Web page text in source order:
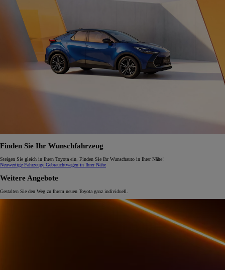
Finden Sie Ihr Wunschfahrzeug
Steigen Sie gleich in Ihren Toyota ein. Finden Sie Ihr Wunschauto in Ihrer Nähe!
Neuwertige Fahrzeuge Gebrauchtwagen in Ihrer Nähe
Weitere Angebote
Gestalten Sie den Weg zu Ihrem neuen Toyota ganz individuell.